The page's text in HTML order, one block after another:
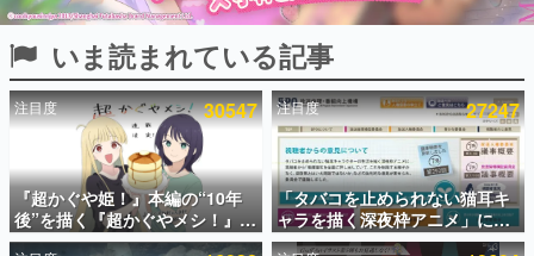
ピックアップ
電ファミのいま読まれている記事ランキング
アプリセール情報
インタビュー
いま読まれている記事
注目度 30547
『超かぐや姫！』本編の“10年
後”を描く『超かぐやメシ！』
Web連載決定。新たなWebマン
注目度 27247
「タバコを止められない猫耳キ
ャラを描く深夜枠アニメ」に視
聴者の一部から批判意見。違法